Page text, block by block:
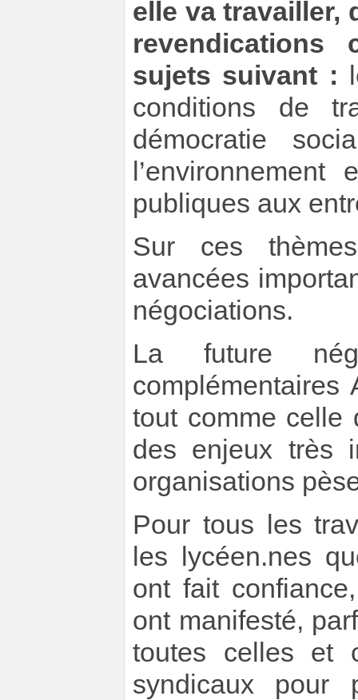
elle va travailler,
revendications
sujets suivant :
conditions de
démocratie
publiques aux
Sur ces
avancées
négociations.
La future
complémentaires
tout comme celle
des enjeux très
organisations
Pour tous les
les lycéen.nes
ont fait
ont manifesté,
toutes celles et
syndicaux pour